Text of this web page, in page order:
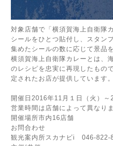
対象店舗で「横須賀海上自衛隊
シールをひとつ貼付し、スタン
集めたシールの数に応じて景品
横須賀海上自衛隊カレーとは、
のレシピを忠実に再現したもの
定されたお店が提供しています。
開催日2016年11月１日（火）～
営業時間は店舗によって異なりま
開催場所市内16店舗
お問合わせ
観光案内所スカナビi 046-822-